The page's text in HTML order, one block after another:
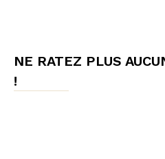
NE RATEZ PLUS
!